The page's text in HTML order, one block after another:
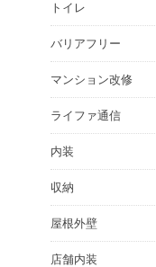
トイレ
バリアフリー
マンション改修
ライファ通信
内装
収納
屋根外壁
店舗内装